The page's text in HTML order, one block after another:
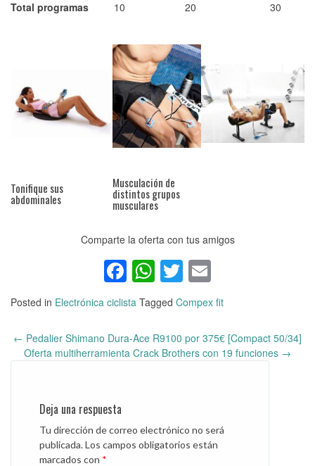
Total programas 10 20 30
Tonifique sus
abdominales
Musculación de
distintos grupos
musculares
Comparte la oferta con tus amigos
Facebook
WhatsApp
Twitter
Posted in Electrónica ciclista Tagged Compex fit
Post
navigation
← Pedalier Shimano Dura-Ace R9100 por 375€ [Compact 50/34]
Oferta multiherramienta Crack Brothers con 19 funciones →
Deja una respuesta
Tu dirección de correo electrónico no será
publicada.Los campos obligatorios están
marcados con *